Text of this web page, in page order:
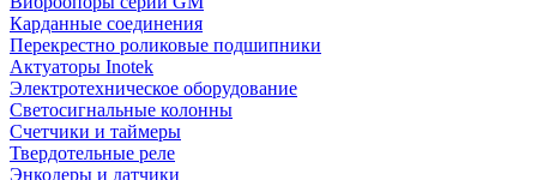
Карданные соединения
Перекрестно роликовые подшипники
Актуаторы Inotek
Электротехническое оборудование
Светосигнальные колонны
Счетчики и таймеры
Твердотельные реле
Энкодеры и датчики